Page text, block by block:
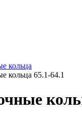
кольца
кольца 65.1-64.1